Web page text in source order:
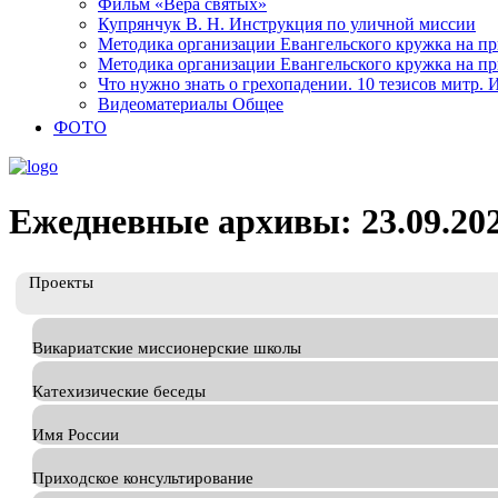
Фильм «Вера святых»
Купрянчук В. Н. Инструкция по уличной миссии
Методика организации Евангельского кружка на
Методика организации Евангельского кружка на
Что нужно знать о грехопадении. 10 тезисов митр.
Видеоматериалы Общее
ФОТО
Ежедневные архивы:
Проекты
Викариатские миссионерские школы
Катехизические беседы
Имя России
Приходское консультирование